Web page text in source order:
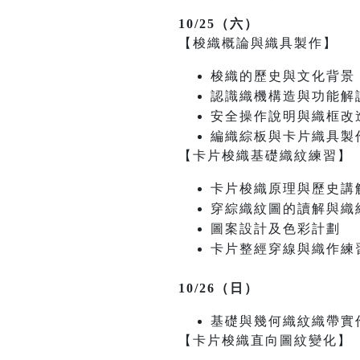
10/25（六）
【梭織概論與織具製作】
梭織的歷史與文化背景
認識織機構造與功能解
安全操作說明與織框改
編織綜板與卡片織具製
【卡片梭織基礎織紋練習】
卡片梭織原理與歷史講
穿綜織紋圖的讀解與織
圖案設計及色彩計劃
卡片整經穿線與織作練
10/26（日）
基礎與幾何織紋織帶實
【卡片梭織直向圖紋變化】